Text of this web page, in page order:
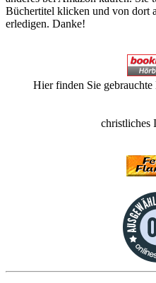
Büchertitel klicken und von dort
erledigen. Danke!
Hier finden Sie
christliches